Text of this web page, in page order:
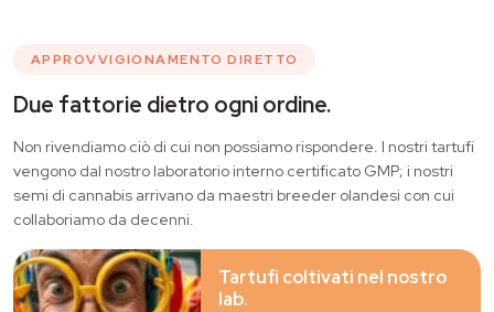
APPROVVIGIONAMENTO DIRETTO
Due fattorie dietro ogni ordine.
Non rivendiamo ciò di cui non possiamo rispondere. I nostri tartufi
vengono dal nostro laboratorio interno certificato GMP; i nostri
semi di cannabis arrivano da maestri breeder olandesi con cui
collaboriamo da decenni.
Tartufi coltivati nel nostro
lab.